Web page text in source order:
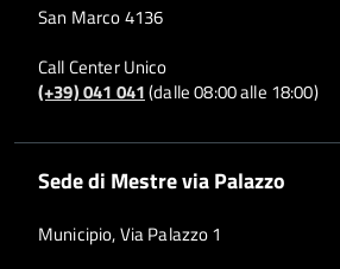
San Marco 4136
Call Center Unico
(+39) 041 041(dalle 08:00 alle 18:00)
Sede di Mestre via Palazzo
Municipio, Via Palazzo 1